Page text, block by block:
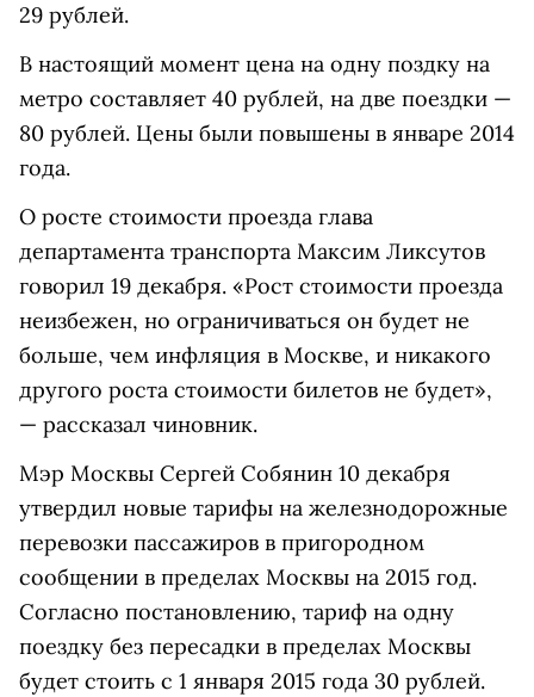
29 рублей.
В настоящий момент цена на одну поздку на
метро составляет 40 рублей, на две поездки —
80 рублей. Цены были повышены в январе 2014
года.
О росте стоимости проезда глава
департамента транспорта Максим Ликсутов
говорил 19 декабря. «Рост стоимости проезда
неизбежен, но ограничиваться он будет не
больше, чем инфляция в Москве, и никакого
другого роста стоимости билетов не будет»,
— рассказал чиновник.
Мэр Москвы Сергей Собянин 10 декабря
утвердил новые тарифы на железнодорожные
перевозки пассажиров в пригородном
сообщении в пределах Москвы на 2015 год.
Согласно постановлению, тариф на одну
поездку без пересадки в пределах Москвы
будет стоить с 1 января 2015 года 30 рублей.